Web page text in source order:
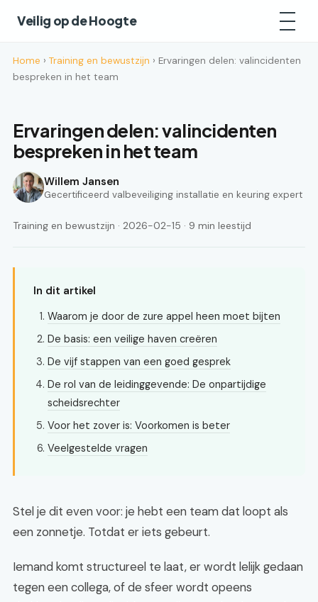
Veilig op de Hoogte
Home › Training en bewustzijn › Ervaringen delen: valincidenten
bespreken in het team
Ervaringen delen: valincidenten
bespreken in het team
Willem Jansen
Gecertificeerd valbeveiliging installatie en keuring expert
Training en bewustzijn · 2026-02-15 · 9 min leestijd
In dit artikel
Waarom je door de zure appel heen moet bijten
De basis: een veilige haven creëren
De vijf stappen van een goed gesprek
De rol van de leidinggevende: De onpartijdige
scheidsrechter
Voor het zover is: Voorkomen is beter
Veelgestelde vragen
Stel je dit even voor: je hebt een team dat loopt als
een zonnetje. Totdat er iets gebeurt.
Iemand komt structureel te laat, er wordt lelijk gedaan
tegen een collega, of de sfeer wordt opeens